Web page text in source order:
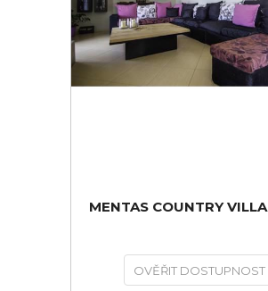
MENTAS COUNTRY VILLA
OVĚŘIT DOSTUPNOST